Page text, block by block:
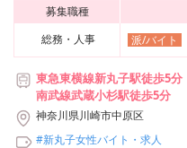
募集職種
総務・人事
派/バイト
東急東横線新丸子駅徒歩5分
南武線武蔵小杉駅徒歩5分
神奈川県川崎市中原区
#新丸子女性バイト・求人